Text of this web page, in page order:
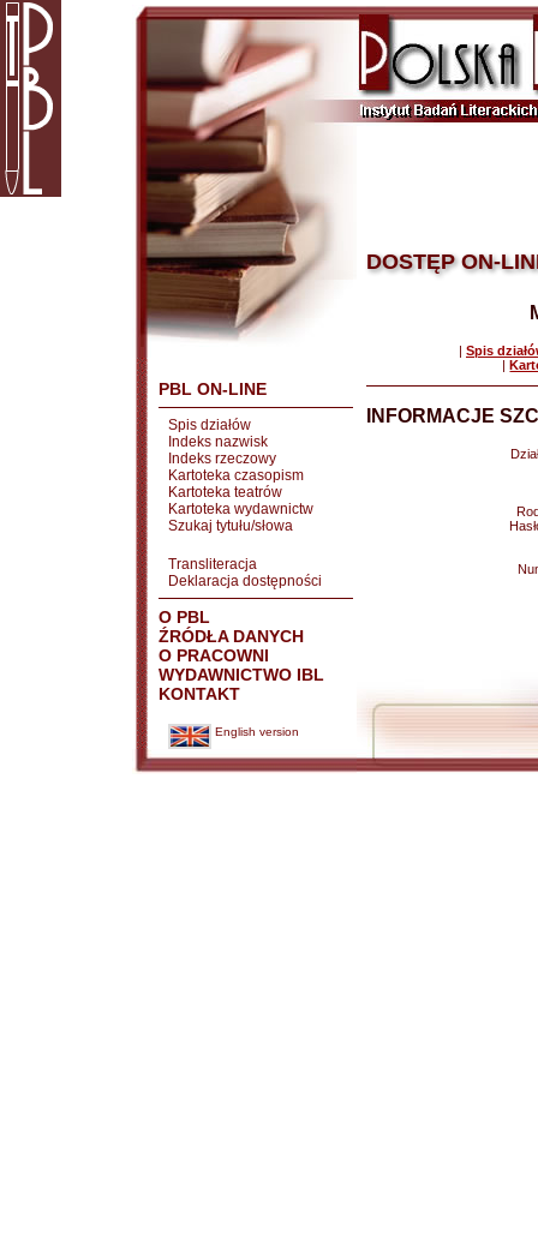
PBL ON-LINE
Spis działów
Indeks nazwisk
Indeks rzeczowy
Kartoteka czasopism
Kartoteka teatrów
Kartoteka wydawnictw
Szukaj tytułu/słowa
Transliteracja
Deklaracja dostępności
O PBL
ŹRÓDŁA DANYCH
O PRACOWNI
WYDAWNICTWO IBL
KONTAKT
English version
DOSTĘP ON-
| Spis
|
INFORMACJE